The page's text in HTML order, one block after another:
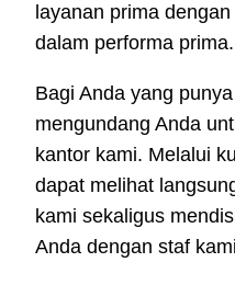
layanan prima
dalam performa prima.
Bagi Anda yang
mengundang Anda
kantor kami. Melalui
dapat melihat
kami sekaligus
Anda dengan staf